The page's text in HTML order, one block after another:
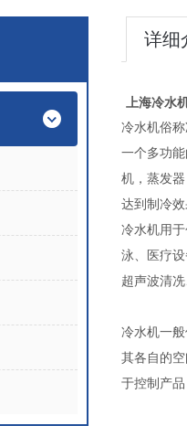
详细
上海冷水
冷水机俗
一个多功
机，蒸发
达到制冷
冷水机用
泳、医疗
超声波清冼
冷水机一
其各自的
于控制产